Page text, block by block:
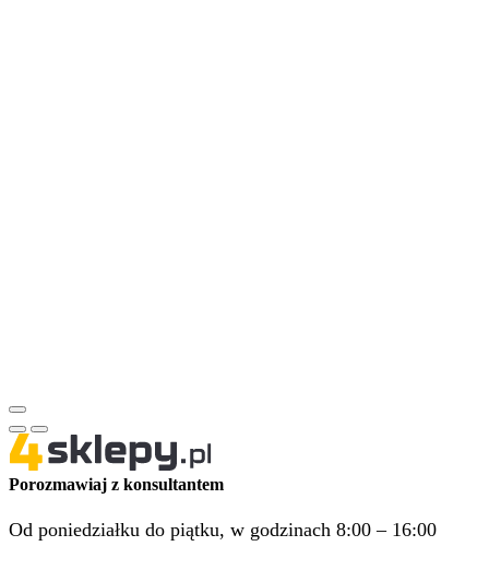
Porozmawiaj z konsultantem
Od poniedziałku do piątku, w godzinach 8:00 – 16:00